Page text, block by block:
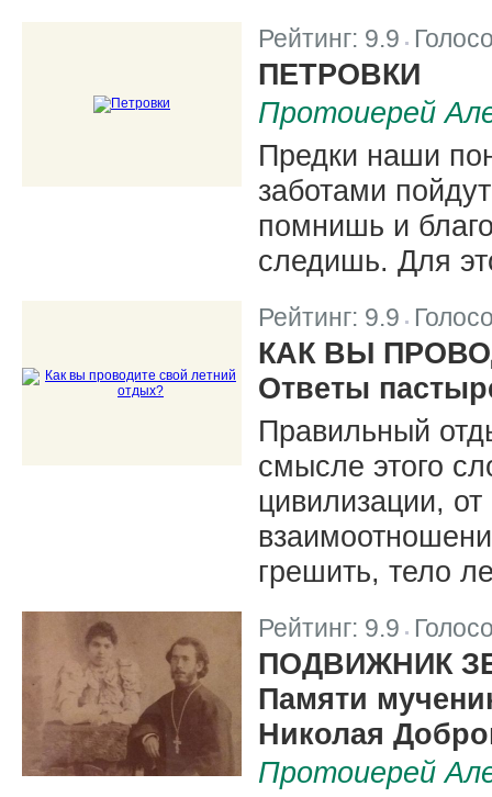
Рейтинг: 9.9
ПЕТРОВКИ
Протоиерей
Предки наши
заботами
помнишь и
следишь. Для
Рейтинг: 9.9
КАК ВЫ
Ответы
Правильный
смысле этого
цивилизации,
грешить, тело
Рейтинг: 9.9
ПОДВИЖНИК
Памяти
Николая
Протоиерей